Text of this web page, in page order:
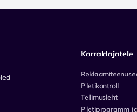
Korraldajatele
Piletikontroll
Tellimusleht
Piletiprogramm